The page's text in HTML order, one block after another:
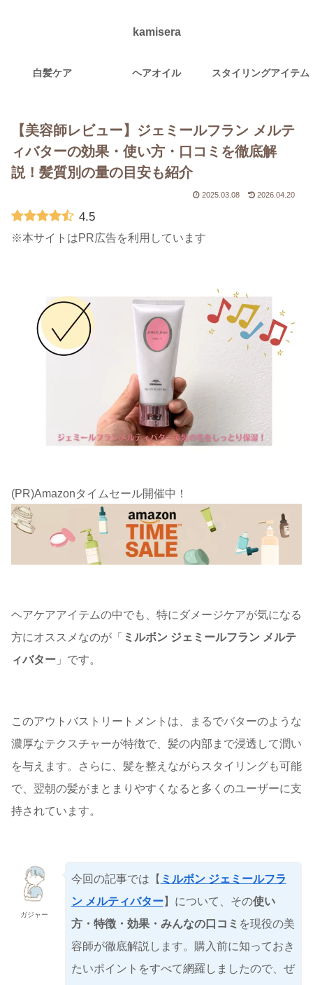
kamisera
白髪ケア ヘアオイル スタイリングアイテム
【美容師レビュー】ジェミールフラン メルテ
ィバターの効果・使い方・口コミを徹底解
説！髪質別の量の目安も紹介
2025.03.08 2026.04.20
4.5
※本サイトはPR広告を利用しています
(PR)Amazonタイムセール開催中！
ヘアケアアイテムの中でも、特にダメージケアが気になる
方にオススメなのが「 ミルボン ジェミールフラン メルテ
ィバター 」です。
このアウトバストリートメントは、まるでバターのような
濃厚なテクスチャーが特徴で、髪の内部まで浸透して潤い
を与えます。さらに、髪を整えながらスタイリングも可能
で、翌朝の髪がまとまりやすくなると多くのユーザーに支
持されています。
ガジャー
今回の記事では【 ミルボン ジェミールフラ
ン メルティバター】について、その使い
方・特徴・効果・みんなの口コミ を現役の美
容師が徹底解説します。購入前に知っておき
たいポイントをすべて網羅しましたので、ぜ